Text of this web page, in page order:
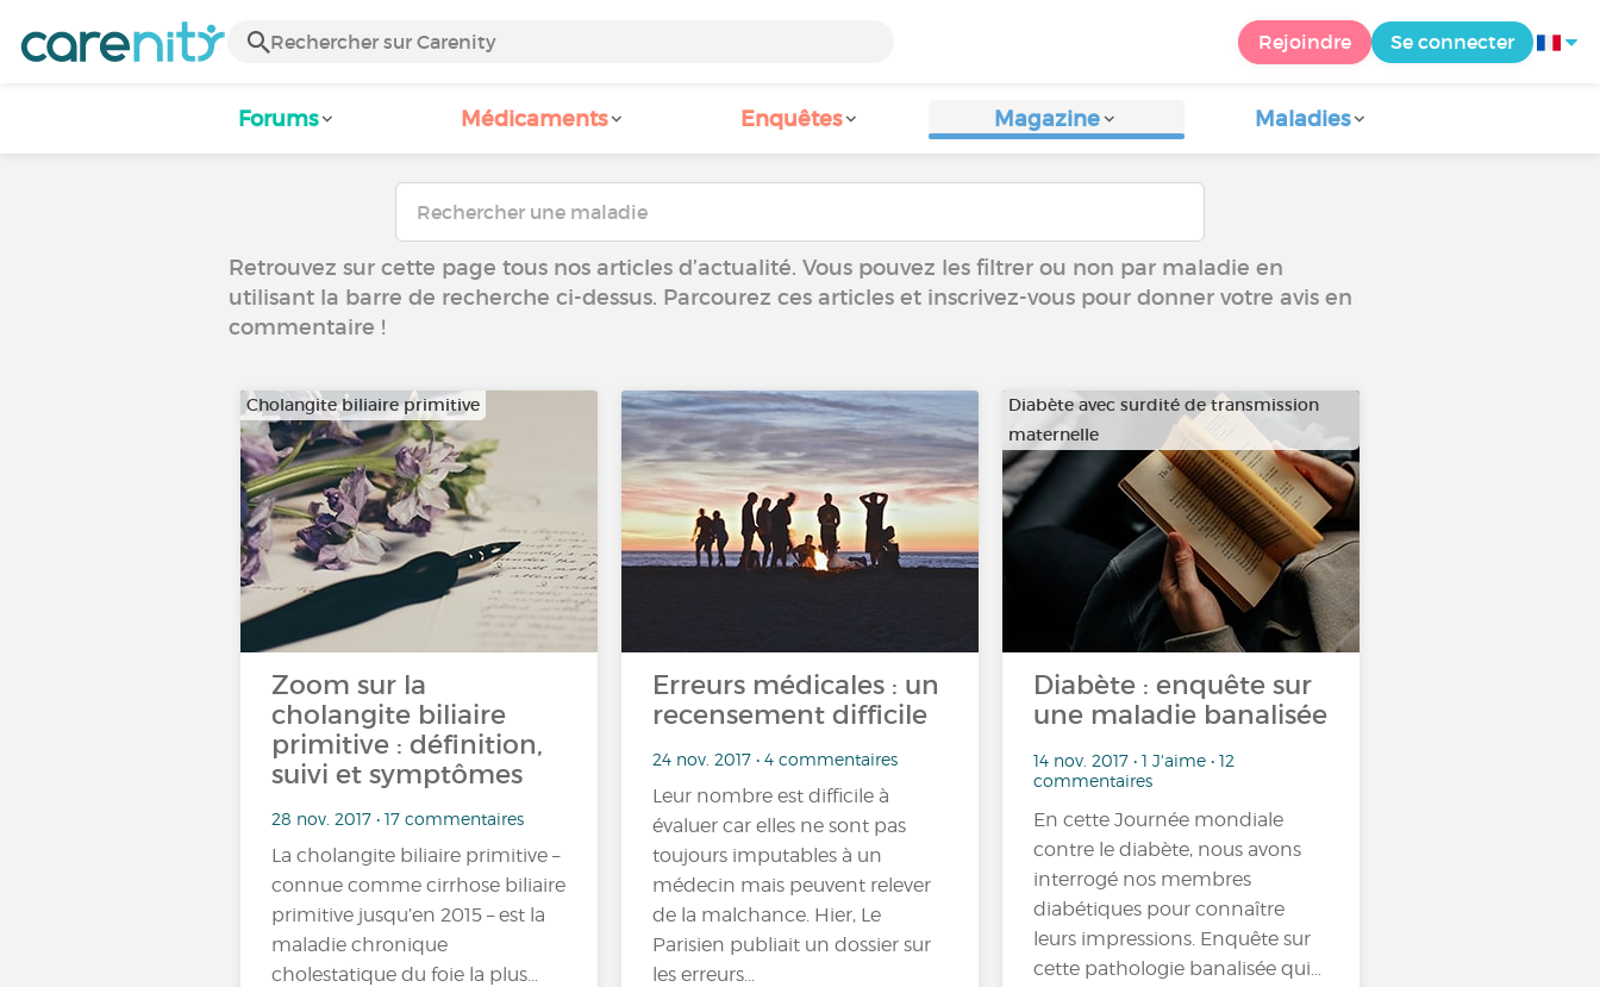
Rejoindre Se connecter
Forums Médicaments Enquêtes Magazine Maladies
Retrouvez sur cette page tous nos articles d’actualité. Vous pouvez les filtrer ou non par maladie en
utilisant la barre de recherche ci-dessus. Parcourez ces articles et inscrivez-vous pour donner votre avis en
commentaire !
Cholangite biliaire primitive
Zoom sur la
cholangite biliaire
primitive : définition,
suivi et symptômes
28 nov. 2017 • 17 commentaires
La cholangite biliaire primitive –
connue comme cirrhose biliaire
primitive jusqu’en 2015 – est la
maladie chronique
cholestatique du foie la plus…
Erreurs médicales : un
recensement difficile
24 nov. 2017 • 4 commentaires
Leur nombre est difficile à
évaluer car elles ne sont pas
toujours imputables à un
médecin mais peuvent relever
de la malchance. Hier, Le
Parisien publiait un dossier sur
les erreurs...
Diabète avec surdité de transmission
maternelle
…
Diabète : enquête sur
une maladie banalisée
14 nov. 2017 • 1 J'aime • 12
commentaires
En cette Journée mondiale
contre le diabète, nous avons
interrogé nos membres
diabétiques pour connaître
leurs impressions. Enquête sur
cette pathologie banalisée qui…